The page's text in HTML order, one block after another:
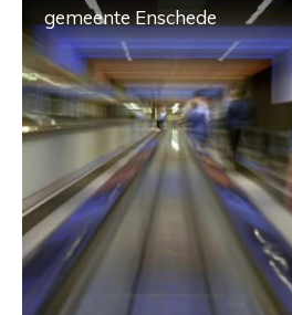
gemeente Enschede